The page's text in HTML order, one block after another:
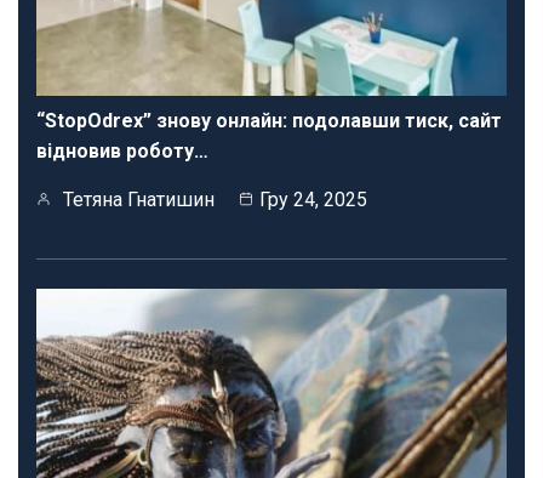
“StopOdrex” знову онлайн: подолавши тиск, сайт
відновив роботу…
Тетяна Гнатишин Гру 24, 2025